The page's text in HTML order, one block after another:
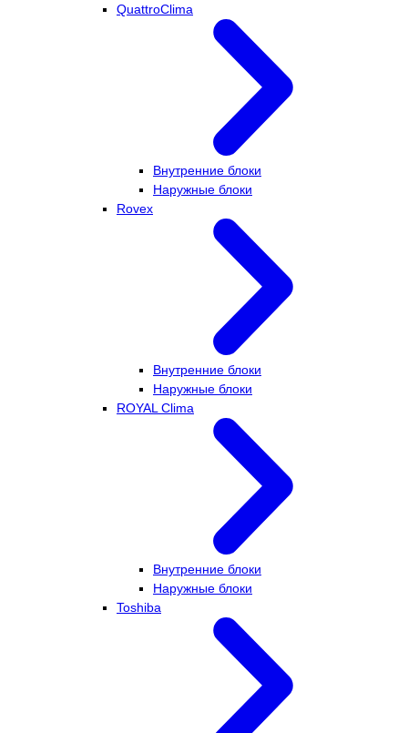
QuattroClima
Внутренние блоки
Наружные блоки
Rovex
Внутренние блоки
Наружные блоки
ROYAL Clima
Внутренние блоки
Наружные блоки
Toshiba